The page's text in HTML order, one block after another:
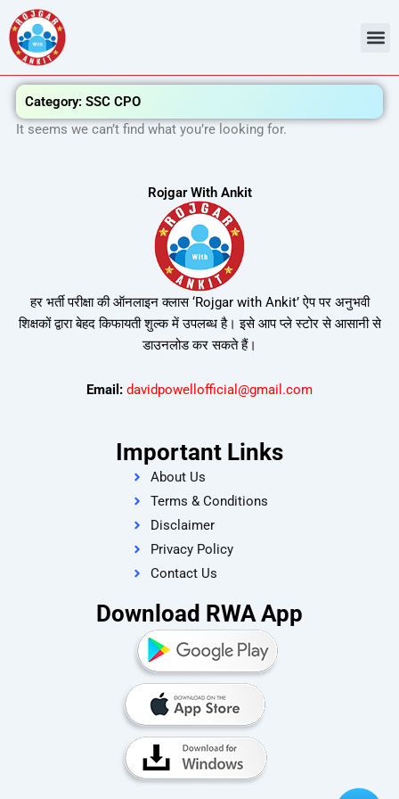
Skip
to
content
Category: SSC CPO
It seems we can’t find what you’re looking for.
Rojgar With Ankit
हर भर्ती परीक्षा की ऑनलाइन क्लास ‘Rojgar with Ankit’ ऐप पर अनुभवी
शिक्षकों द्वारा बेहद किफायती शुल्क में उपलब्ध है। इसे आप प्ले स्टोर से आसानी से
डाउनलोड कर सकते हैं।
Email: davidpowellofficial@gmail.com
Important Links
About Us
Terms & Conditions
Disclaimer
Privacy Policy
Contact Us
Download RWA App